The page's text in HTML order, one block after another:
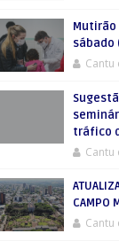
Mutirão
sábado
Cantu
tráfico
Cantu
CAMPO
Cantu